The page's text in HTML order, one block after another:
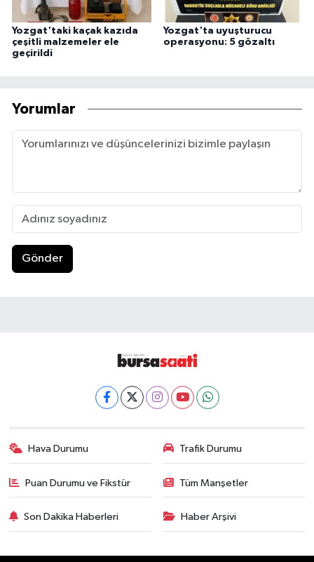
Yozgat'taki kaçak kazıda
çeşitli malzemeler ele
geçirildi
Yozgat'ta uyuşturucu
operasyonu: 5 gözaltı
Yorumlar
Gönder
Hava Durumu Trafik Durumu
Puan Durumu ve Fikstür Tüm Manşetler
Son Dakika Haberleri Haber Arşivi